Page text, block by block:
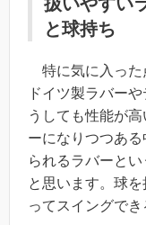
と球持ち
特に気に入った
ドイツ製ラバー
うしても性能が
ーになりつつあ
られるラバーと
と思います。球
ってスイングでき